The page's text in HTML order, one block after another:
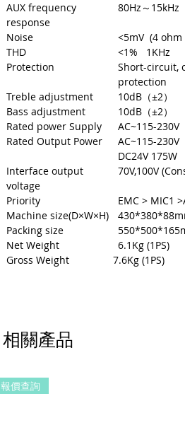
AUX frequency
response
80Hz～15kHz
Noise
<5mV (4
THD
<1% 1KHz
Protection
Short-circuit,
protection
Treble adjustment
10dB（±2）
Bass adjustment
10dB（±2）
Rated power Supply
AC~115-230V
Rated Output Power
AC~115-230V
DC24V 175W
Interface output
voltage
70V,100V
Priority
EMC > MIC1
Machine size(D×W×H)
Packing size
Net Weight
6.1Kg (1PS)
Gross Weight
相關產品
報價查詢